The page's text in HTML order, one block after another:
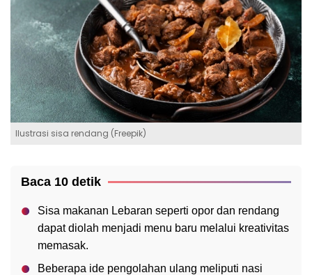
Ilustrasi sisa rendang (Freepik)
Baca 10 detik
Sisa makanan Lebaran seperti opor dan rendang
dapat diolah menjadi menu baru melalui kreativitas
memasak.
Beberapa ide pengolahan ulang meliputi nasi